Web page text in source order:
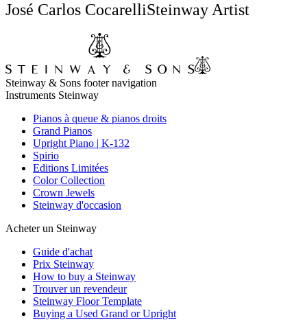
José Carlos CocarelliSteinway Artist
Steinway & Sons footer navigation
Instruments Steinway
Pianos à queue & pianos droits
Grand Pianos
Upright Piano | K-132
Spirio
Editions Limitées
Color Collection
Crown Jewels
Steinway d'occasion
Acheter un Steinway
Guide d'achat
Prix Steinway
How to buy a Steinway
Trouver un revendeur
Steinway Floor Template
Buying a Used Grand or Upright